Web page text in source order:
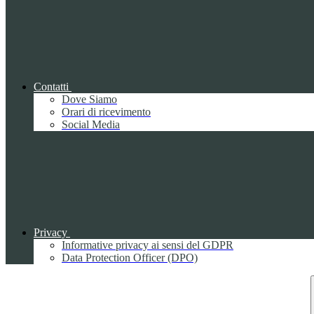
Contatti
Dove Siamo
Orari di ricevimento
Social Media
Privacy
Informative privacy ai sensi del GDPR
Data Protection Officer (DPO)